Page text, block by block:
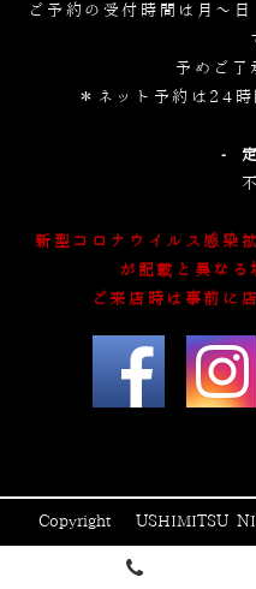
ご予約の受付時間は月～
予めご了
＊ネット予約は24時
-
新型コロナウイルス感染
が記載と異なる
ご来店時は事前に
Copyright © USHIMITSU